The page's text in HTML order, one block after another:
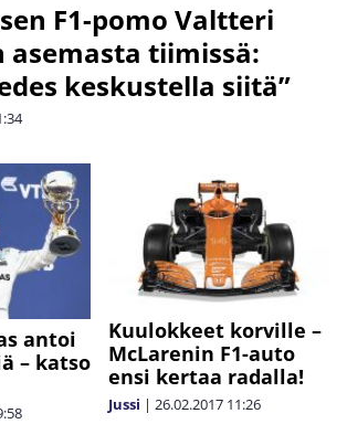
F1-pomo Valtteri
asemasta tiimissä:
keskustella siitä”
antoi
– katso
Kuulokkeet korville –
McLarenin F1-auto
ensi kertaa radalla!
Jussi | 26.02.2017 11:26